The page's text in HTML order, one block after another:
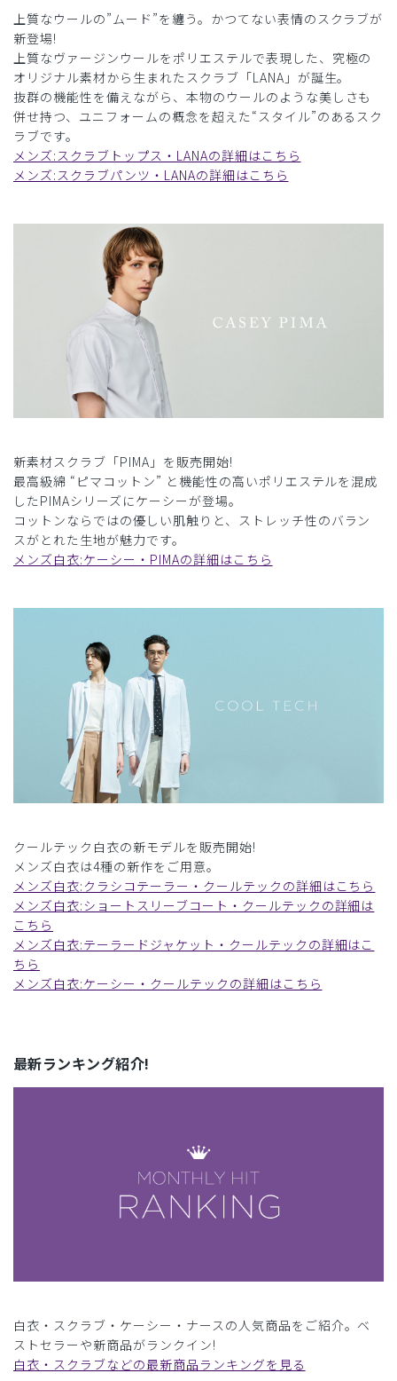
上質なウールの”ムード”を纏う。かつてない表情のスクラブが
新登場!
上質なヴァージンウールをポリエステルで表現した、究極の
オリジナル素材から生まれたスクラブ「LANA」が誕生。
抜群の機能性を備えながら、本物のウールのような美しさも
併せ持つ、ユニフォームの概念を超えた“スタイル”のあるスク
ラブです。
メンズ:スクラブトップス・LANAの詳細はこちら
メンズ:スクラブパンツ・LANAの詳細はこちら
新素材スクラブ「PIMA」を販売開始!
最高級綿 “ピマコットン” と機能性の高いポリエステルを混成
したPIMAシリーズにケーシーが登場。
コットンならではの優しい肌触りと、ストレッチ性のバラン
スがとれた生地が魅力です。
メンズ白衣:ケーシー・PIMAの詳細はこちら
クールテック白衣の新モデルを販売開始!
メンズ白衣は4種の新作をご用意。
メンズ白衣:クラシコテーラー・クールテックの詳細はこちら
メンズ白衣:ショートスリーブコート・クールテックの詳細は
こちら
メンズ白衣:テーラードジャケット・クールテックの詳細はこ
ちら
メンズ白衣:ケーシー・クールテックの詳細はこちら
最新ランキング紹介!
白衣・スクラブ・ケーシー・ナースの人気商品をご紹介。ベ
ストセラーや新商品がランクイン!
白衣・スクラブなどの最新商品ランキングを見る